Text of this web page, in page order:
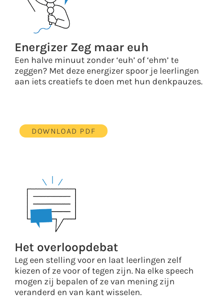
Energizer Zeg maar euh
Een halve minuut zonder ‘euh’ of ‘ehm’ te
zeggen? Met deze energizer spoor je leerlingen
aan iets creatiefs te doen met hun denkpauzes.
DOWNLOAD PDF
Het overloopdebat
Leg een stelling voor en laat leerlingen zelf
kiezen of ze voor of tegen zijn. Na elke speech
mogen zij bepalen of ze van mening zijn
veranderd en van kant wisselen.